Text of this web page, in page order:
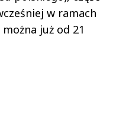
w ramach
można już od 21